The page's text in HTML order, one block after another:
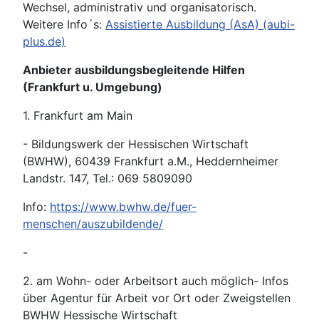
Wechsel, administrativ und organisatorisch.
Weitere Info´s: Assistierte Ausbildung (AsA) (aubi-
plus.de)
Anbieter ausbildungsbegleitende Hilfen
(Frankfurt u. Umgebung)
1. Frankfurt am Main
- Bildungswerk der Hessischen Wirtschaft
(BWHW), 60439 Frankfurt a.M., Heddernheimer
Landstr. 147, Tel.: 069 5809090
Info: https://www.bwhw.de/fuer-
menschen/auszubildende/
-
2. am Wohn- oder Arbeitsort auch möglich- Infos
über Agentur für Arbeit vor Ort oder Zweigstellen
BWHW Hessische Wirtschaft